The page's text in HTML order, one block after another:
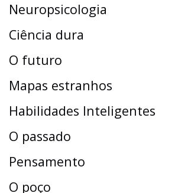
Neuropsicologia
Ciência dura
O futuro
Mapas estranhos
Habilidades Inteligentes
O passado
Pensamento
O poço